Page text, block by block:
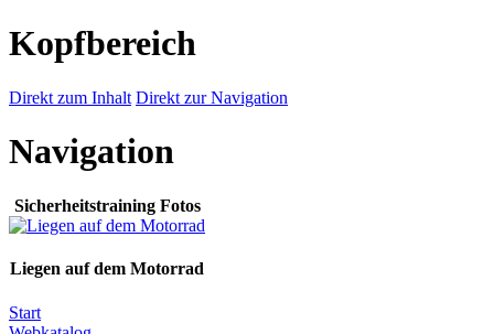
Kopfbereich
Direkt zum Inhalt Direkt zur Navigation
Navigation
Sicherheitstraining Fotos
Liegen auf dem Motorrad
Start